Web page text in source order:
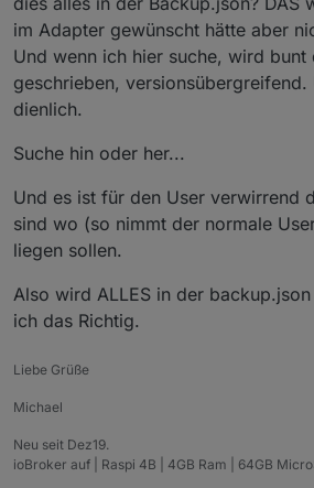
Ob die node Version stimmt ...
der/die Fehler mit kopiert
das System stabil läuft oder
Aber du hast dich wie gesagt in
belesen und stellst hier solch
Ich selber mache jeden
neuaufsetzen mit dem
fehlt.
Wie gesagt, belese dich und
aus der Luft gegriffenes
im Adapter gewünscht hätte aber
Und wenn ich hier suche, wird bunt
geschrieben,
dienlich.
Suche hin oder her...
Und es ist für den User verwirrend
sind wo (so nimmt der normale
liegen sollen.
Also wird ALLES in der
ich das Richtig.
Liebe Grüße
Michael
Neu seit Dez19.
ioBroker auf | Raspi 4B | 4GB Ram | 64GB